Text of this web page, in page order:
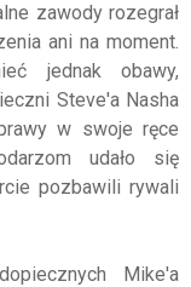
zawody rozegrał
ani na moment.
jednak obawy,
Steve'a Nasha
w swoje ręce
udało się
pozbawili rywali
Mike'a